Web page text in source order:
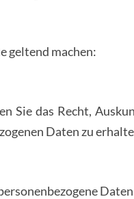
geltend machen:
Sie das Recht,
Daten zu